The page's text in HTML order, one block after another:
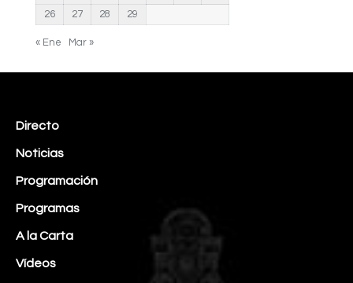
26
27 28 29
« Ene Mar »
Directo
Noticias
Programación
Programas
A la Carta
Vídeos